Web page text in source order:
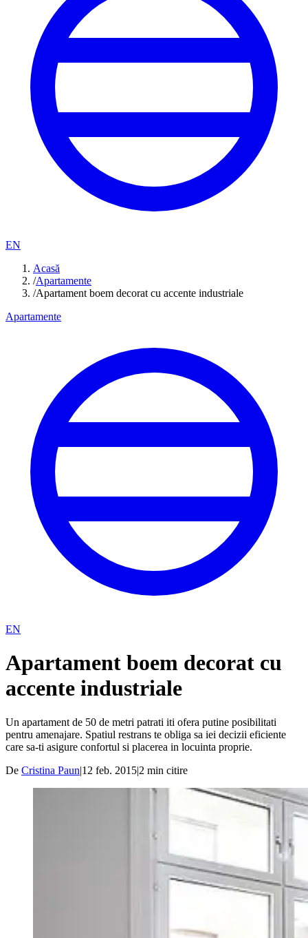
EN
Acasă
/Apartamente
/Apartament boem decorat cu accente industriale
Apartamente
EN
Apartament boem decorat cu
accente industriale
Un apartament de 50 de metri patrati iti ofera putine posibilitati
pentru amenajare. Spatiul restrans te obliga sa iei decizii eficiente
care sa-ti asigure confortul si placerea in locuinta proprie.
De Cristina Paun|12 feb. 2015|2 min citire